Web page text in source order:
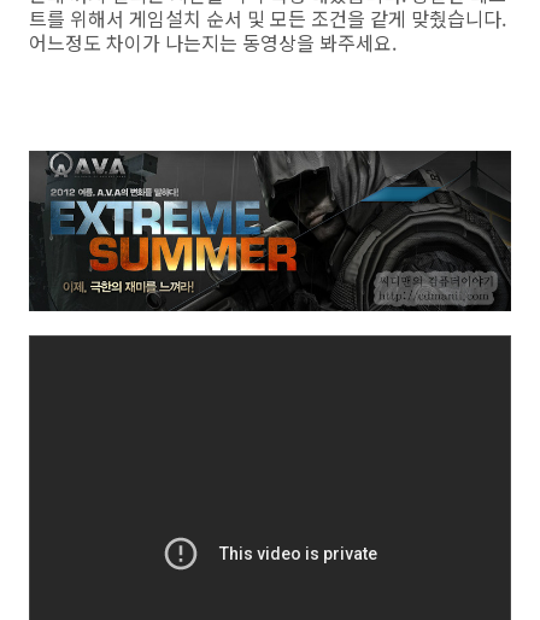
트를 위해서 게임설치 순서 및 모든 조건을 같게 맞췄습니다.
어느정도 차이가 나는지는 동영상을 봐주세요.